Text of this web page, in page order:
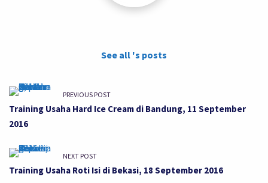
See all 's posts
PREVIOUS POST
Training Usaha Hard Ice Cream di Bandung, 11 September
2016
NEXT POST
Training Usaha Roti Isi di Bekasi, 18 September 2016